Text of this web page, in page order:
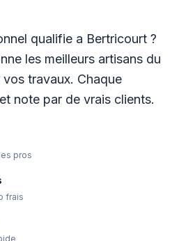
qualifie a Bertricourt ?
les meilleurs artisans du
travaux. Chaque
note par de vrais clients.
pros
frais